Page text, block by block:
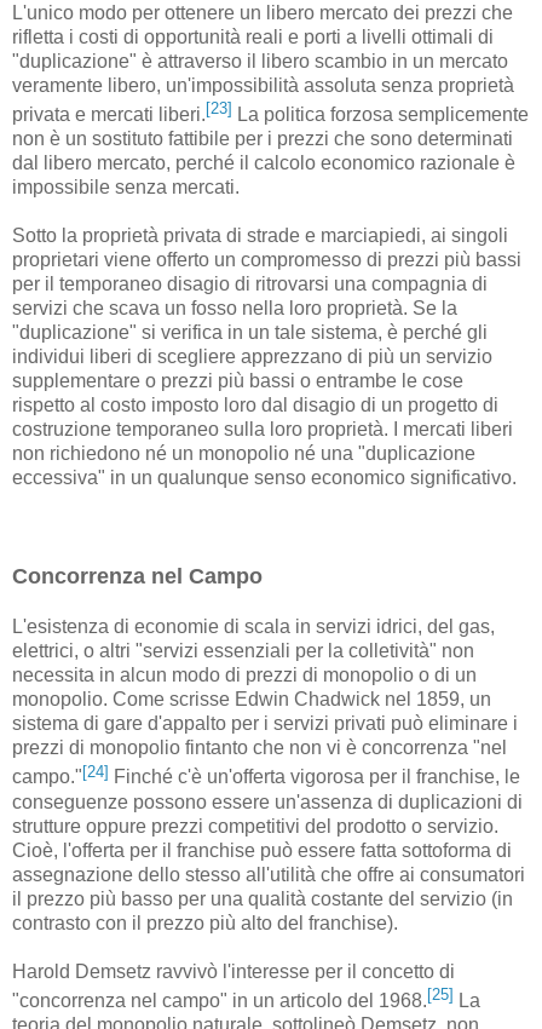
L'unico modo per ottenere un libero mercato dei prezzi che
rifletta i costi di opportunità reali e porti a livelli ottimali di
"duplicazione" è attraverso il libero scambio in un mercato
veramente libero, un'impossibilità assoluta senza proprietà
privata e mercati liberi. [23] La politica forzosa semplicemente
non è un sostituto fattibile per i prezzi che sono determinati
dal libero mercato, perché il calcolo economico razionale è
impossibile senza mercati.
Sotto la proprietà privata di strade e marciapiedi, ai singoli
proprietari viene offerto un compromesso di prezzi più bassi
per il temporaneo disagio di ritrovarsi una compagnia di
servizi che scava un fosso nella loro proprietà. Se la
"duplicazione" si verifica in un tale sistema, è perché gli
individui liberi di scegliere apprezzano di più un servizio
supplementare o prezzi più bassi o entrambe le cose
rispetto al costo imposto loro dal disagio di un progetto di
costruzione temporaneo sulla loro proprietà. I mercati liberi
non richiedono né un monopolio né una "duplicazione
eccessiva" in un qualunque senso economico significativo.
Concorrenza nel Campo
L'esistenza di economie di scala in servizi idrici, del gas,
elettrici, o altri "servizi essenziali per la colletività" non
necessita in alcun modo di prezzi di monopolio o di un
monopolio. Come scrisse Edwin Chadwick nel 1859, un
sistema di gare d'appalto per i servizi privati può eliminare i
prezzi di monopolio fintanto che non vi è concorrenza "nel
campo."[24] Finché c'è un'offerta vigorosa per il franchise, le
conseguenze possono essere un'assenza di duplicazioni di
strutture oppure prezzi competitivi del prodotto o servizio.
Cioè, l'offerta per il franchise può essere fatta sottoforma di
assegnazione dello stesso all'utilità che offre ai consumatori
il prezzo più basso per una qualità costante del servizio (in
contrasto con il prezzo più alto del franchise).
Harold Demsetz ravvivò l'interesse per il concetto di
"concorrenza nel campo" in un articolo del 1968.[25] La
teoria del monopolio naturale, sottolineò Demsetz, non